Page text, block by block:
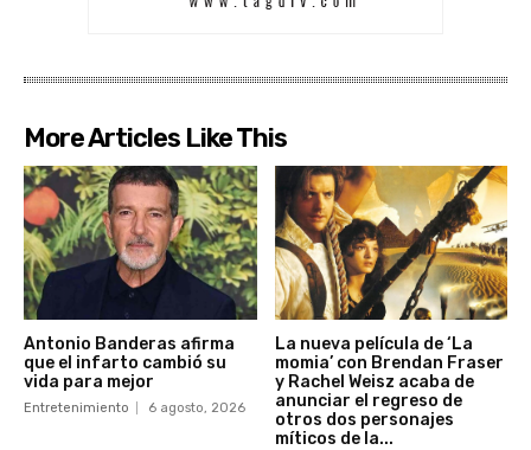
More Articles Like This
Antonio Banderas afirma
que el infarto cambió su
vida para mejor
Entretenimiento 6 agosto, 2026
La nueva película de ‘La
momia’ con Brendan Fraser
y Rachel Weisz acaba de
anunciar el regreso de
otros dos personajes
míticos de la...